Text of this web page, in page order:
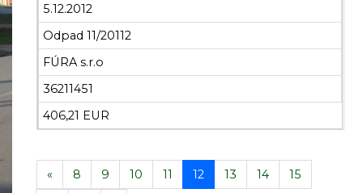
5.12.2012
Odpad 11/20112
FÚRA s.r.o
36211451
406,21 EUR
« 8 9 10 11 12 13 14
15